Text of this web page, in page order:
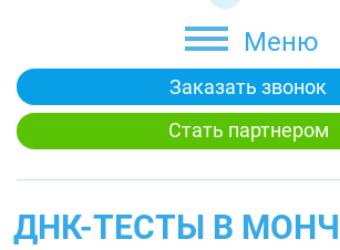
Меню
Заказать звонок
Стать партнером
ДНК-ТЕСТЫ В